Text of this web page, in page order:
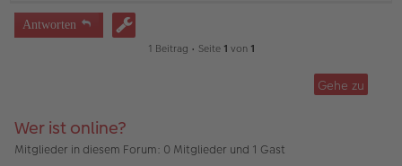
Antworten
1 Beitrag • Seite 1 von 1
Gehe zu
Wer ist online?
Mitglieder in diesem Forum: 0 Mitglieder und 1 Gast